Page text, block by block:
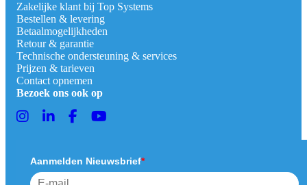
Zakelijke klant bij Top Systems
Bestellen & levering
Betaalmogelijkheden
Retour & garantie
Technische ondersteuning & services
Prijzen & tarieven
Contact opnemen
Bezoek ons ook op
Aanmelden Nieuwsbrief*